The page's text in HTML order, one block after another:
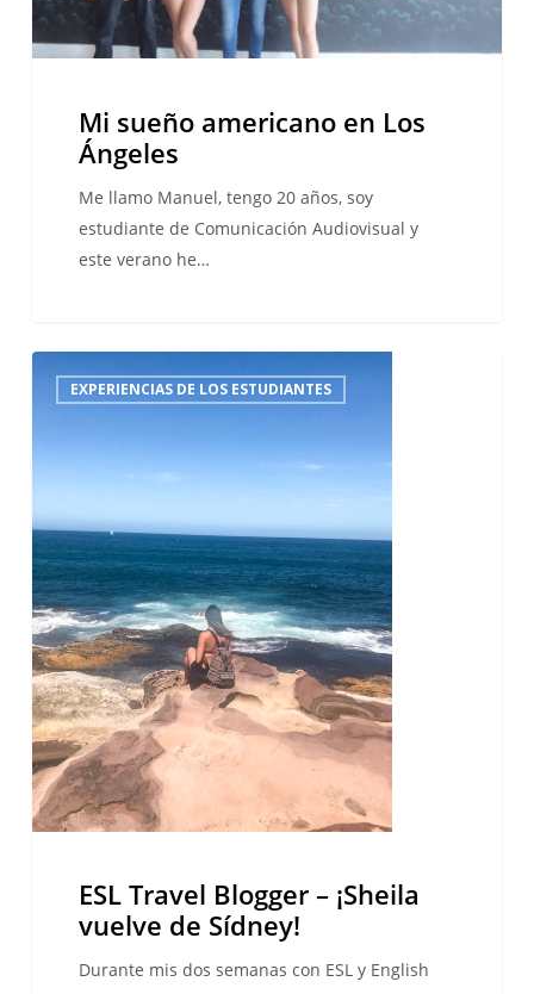
Mi sueño americano en Los
Ángeles
Me llamo Manuel, tengo 20 años, soy
estudiante de Comunicación Audiovisual y
este verano he…
Travel
vuelve
de
Sídney!
EXPERIENCIAS DE LOS ESTUDIANTES
ESL Travel Blogger – ¡Sheila
vuelve de Sídney!
Durante mis dos semanas con ESL y English